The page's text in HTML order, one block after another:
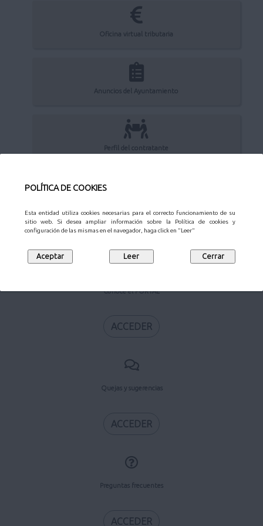
POLÍTICA DE COOKIES
Esta entidad utiliza cookies necesarias para el correcto funcionamiento de su
sitio web. Si desea ampliar información sobre la Política de cookies y
configuración de las mismas en el navegador, haga click en "Leer"
Oficina virtual tributaria
Anuncios del Ayuntamiento
Perfil del contratante
Conoce el PORTAL
ACCEDER
Quejas y sugerencias
ACCEDER
Preguntas frecuentes
ACCEDER